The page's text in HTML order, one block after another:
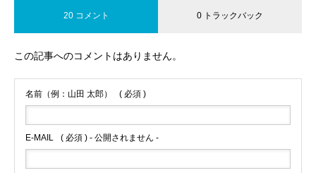
20 コメント 0 トラックバック
この記事へのコメントはありません。
名前（例：山田 太郎） ( 必須 )
E-MAIL ( 必須 ) - 公開されません -